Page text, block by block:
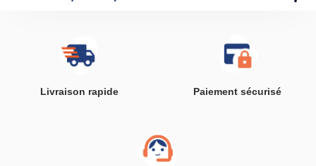
Livraison rapide Paiement sécurisé